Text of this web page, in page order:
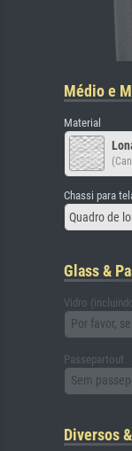
Médio e
Material
Chassi para
Quadro de
Glass &
Vidro
Por favor,
Passepartout
Sem
Diversos